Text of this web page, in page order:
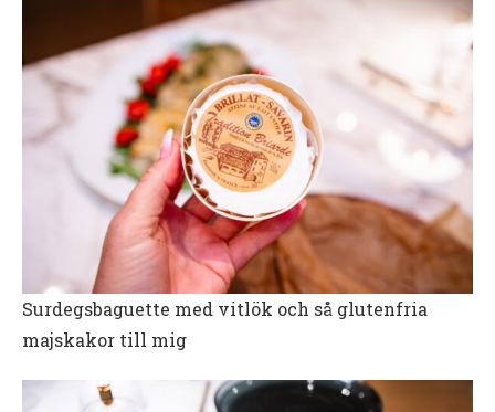
Surdegsbaguette med vitlök och så glutenfria
majskakor till mig